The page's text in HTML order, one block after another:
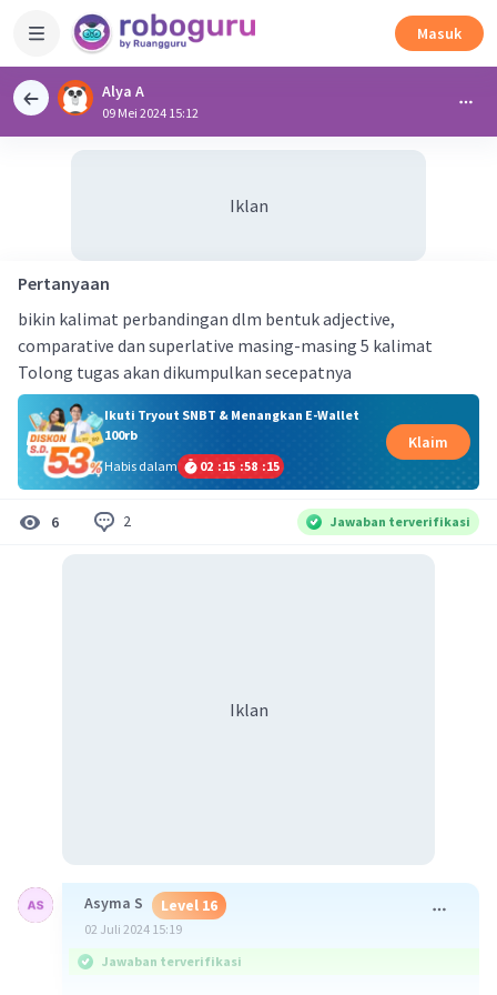
Masuk
Alya A
09 Mei 2024 15:12
Iklan
Pertanyaan
bikin kalimat perbandingan dlm bentuk adjective,
comparative dan superlative masing-masing 5 kalimat
Tolong tugas akan dikumpulkan secepatnya
Ikuti Tryout SNBT & Menangkan E-Wallet
100rb
Habis dalam
02 :15 :58 :14
Klaim
6 2 Jawaban terverifikasi
Iklan
Asyma S Level 16
02 Juli 2024 15:19
Jawaban terverifikasi